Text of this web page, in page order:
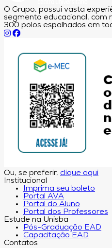
O Grupo, possui vasta
segmento educacional, com
300 polos espalhados em
Ou, se preferir, clique aqui
Institucional
Imprima seu boleto
Portal AVA
Portal do Aluno
Portal dos Professores
Estude na Unisba
Pós-Graduação EAD
Capacitação EAD
Contatos